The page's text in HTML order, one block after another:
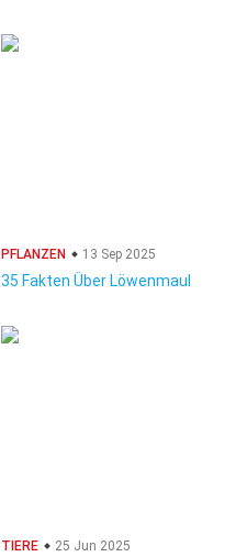
PFLANZEN 13 Sep 2025
35 Fakten Über Löwenmaul
TIERE 25 Jun 2025